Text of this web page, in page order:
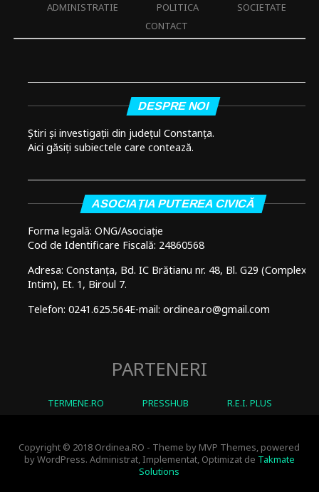
ADMINISTRATIE
POLITICA
SOCIETATE
CONTACT
DESPRE NOI
Știri și investigații din județul Constanța.
Aici găsiți subiectele care contează.
ASOCIAȚIA PUTEREA CIVICĂ
Forma legală: ONG/Asociație
Cod de Identificare Fiscală: 24860568
Adresa: Constanța, Bd. IC Brătianu nr. 48, Bl. G29 (Complex
Intim), Et. 1, Biroul 7.
Telefon: 0241.625.564E-mail: ordinea.ro@gmail.com
PARTENERI
TERMENE.RO PRESSHUB R.E.I. PLUS
Copyright © 2018 Ordinea.RO - Theme by MVP Themes, powered
by WordPress. Administrat, Implementat, Optimizat de Takmate
Solutions